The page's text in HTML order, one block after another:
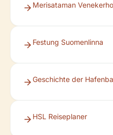
Merisataman
Festung Suomenlinna
Geschichte der
HSL Reiseplaner